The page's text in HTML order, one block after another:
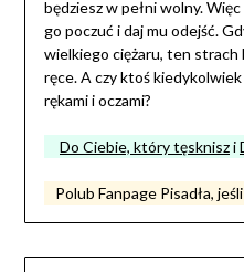
będziesz w pełni wolny.
go poczuć i daj mu odejść.
wielkiego ciężaru, ten strach
ręce. A czy ktoś kiedykolwiek
rękami i oczami?
Do Ciebie, który tęskniszi
Polub Fanpage Pisadła,